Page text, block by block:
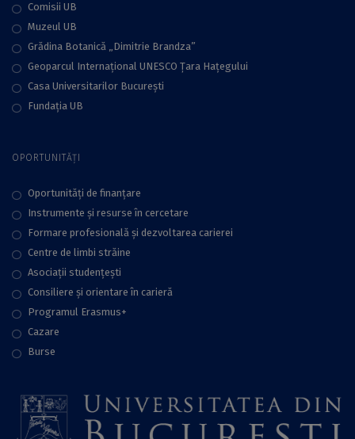
Comisii UB
Muzeul UB
Grădina Botanică „Dimitrie Brandza”
Geoparcul Internațional UNESCO Țara Hațegului
Casa Universitarilor București
Fundaţia UB
OPORTUNITĂȚI
Oportunități de finanțare
Instrumente și resurse în cercetare
Formare profesională și dezvoltarea carierei
Centre de limbi străine
Asociații studențești
Consiliere şi orientare în carieră
Programul Erasmus+
Cazare
Burse